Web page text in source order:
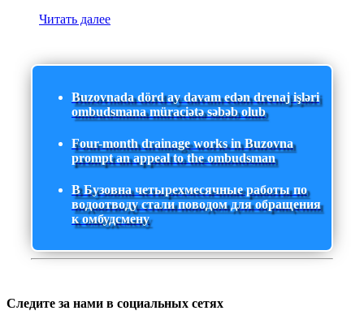
Читать далее
Buzovnada dörd ay davam edən drenaj işləri
ombudsmana müraciətə səbəb olub
Four-month drainage works in Buzovna
prompt an appeal to the ombudsman
В Бузовна четырехмесячные работы по
водоотводу стали поводом для обращения
к омбудсмену
Следите за нами в социальных сетях